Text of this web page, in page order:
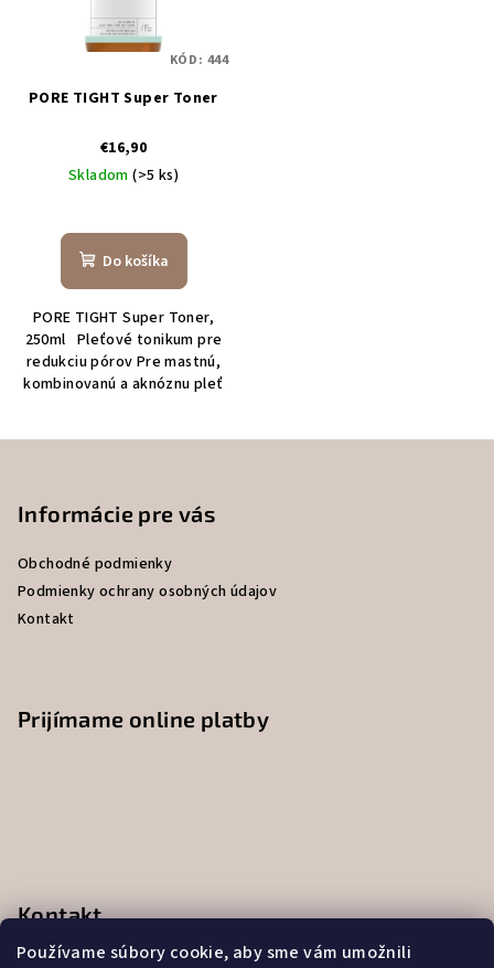
Používame súbory cookie, aby sme vám umožnili
PORE TIGHT Super Toner
€16,90
Skladom(>5 ks)
hodnotenie
produktu
z
5
hviezdičiek.
Do košíka
PORE TIGHT Super Toner,
250ml Pleťové tonikum pre
redukciu pórov Pre mastnú,
kombinovanú a aknóznu pleť
KÓD: 444
Informácie pre vás
Obchodné podmienky
Podmienky ochrany osobných údajov
Kontakt
Prijímame online platby
Kontakt